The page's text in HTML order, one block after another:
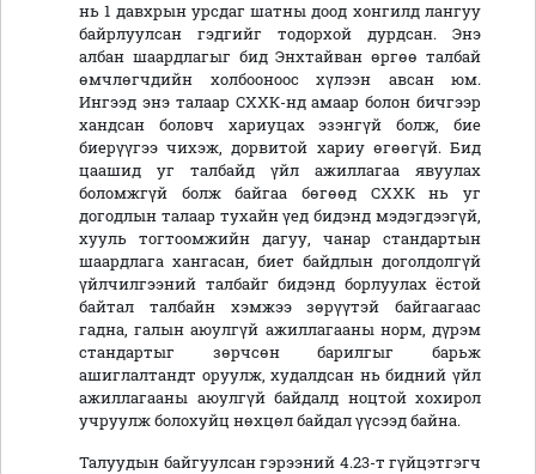
нь 1 давхрын урсдаг шатны доод хонгилд лангуу
байрлуулсан гэдгийг тодорхой дурдсан. Энэ
албан шаардлагыг бид Энхтайван өргөө талбай
өмчлөгчдийн холбооноос хүлээн авсан юм.
Ингээд энэ талаар СХХК-нд амаар болон бичгээр
хандсан боловч хариуцах эзэнгүй болж, бие
биерүүгээ чихэж, дорвитой хариу өгөөгүй. Бид
цаашид уг талбайд үйл ажиллагаа явуулах
боломжгүй болж байгаа бөгөөд СХХК нь уг
догодлын талаар тухайн үед бидэнд мэдэгдээгүй,
хууль тогтоомжийн дагуу, чанар стандартын
шаардлага хангасан, биет байдлын доголдолгүй
үйлчилгээний талбайг бидэнд борлуулах ёстой
байтал талбайн хэмжээ зөрүүтэй байгаагаас
гадна, галын аюулгүй ажиллагааны норм, дүрэм
стандартыг зөрчсөн барилгыг барьж
ашиглалтандт оруулж, худалдсан нь бидний үйл
ажиллагааны аюулгүй байдалд ноцтой хохирол
учруулж болохуйц нөхцөл байдал үүсээд байна.
Талуудын байгуулсан гэрээний 4.23-т гүйцэтгэгч